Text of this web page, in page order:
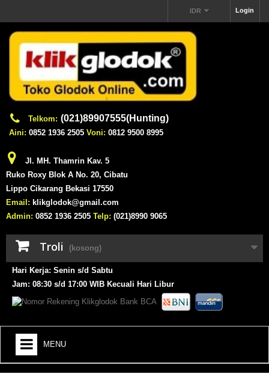
Login
IDR
Telkom: (021)89907555(Hunting)
Aini: 0852 1936 2505 Voni: 0812 9500 8995
Jl. MH. Thamrin Kav. 5
Ruko Roxy Blok A No. 20, Cibatu
Lippo Cikarang Bekasi 17550
Email: klikglodok@gmail.com
Admin: 0852 1936 2505 Telp: (021)8990 9065
Troli (kosong)
Hari Kerja: Senin s/d Sabtu
Jam: 08:30 s/d 17:00 WIB Kecuali Hari Libur
MENU